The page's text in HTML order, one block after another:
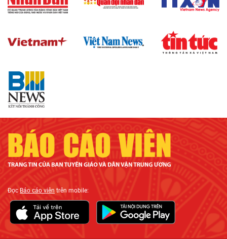
ĐọcBáo cáo viên trên mobile: